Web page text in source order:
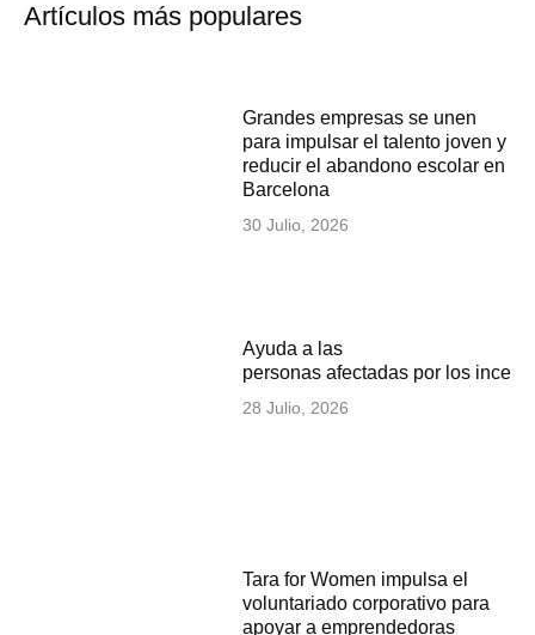
Artículos más populares
Grandes empresas se unen
para impulsar el talento joven y
reducir el abandono escolar en
Barcelona
30 Julio, 2026
Ayuda a las
personas afectadas por los
28 Julio, 2026
Tara for Women impulsa el
voluntariado corporativo para
apoyar a emprendedoras